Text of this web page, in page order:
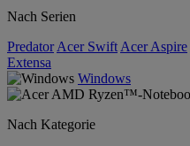
Nach Serien
Predator Acer Swift Acer Aspire
Extensa
Windows
Nach Kategorie